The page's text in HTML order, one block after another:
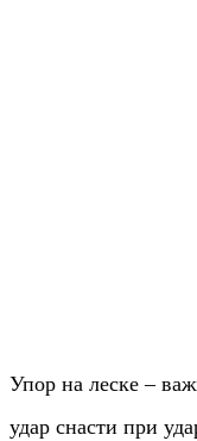
Упор на леске –
удар снасти при